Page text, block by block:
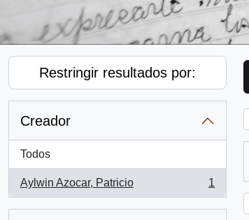
Restringir resultados por:
Creador
Todos
Aylwin Azocar, Patricio
, 1 resultados
1